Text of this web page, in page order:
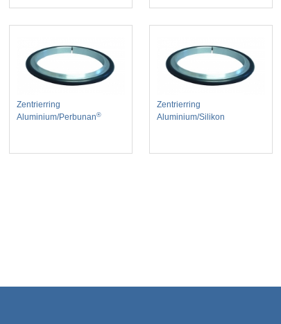
Zentrierring
Aluminium/Perbunan®
Zentrierring
Aluminium/Silikon